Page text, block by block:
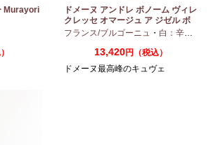
Murayori
ドメーヌ アンドレ ボノーム ヴィレ
クレッセ オマージュ ア ジゼル ボ
ノーム 2023 750ml
フランス/ブルゴーニュ ・ 白：辛口
13,420円（税込）
ドメーヌ最高峰のキュヴェ